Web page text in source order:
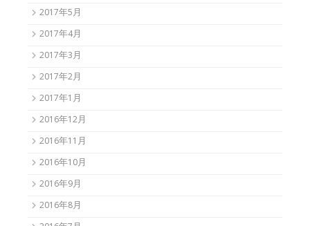
2017年5月
2017年4月
2017年3月
2017年2月
2017年1月
2016年12月
2016年11月
2016年10月
2016年9月
2016年8月